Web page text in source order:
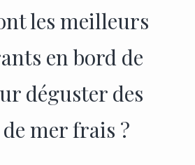
les meilleurs
en bord de
déguster des
mer frais ?